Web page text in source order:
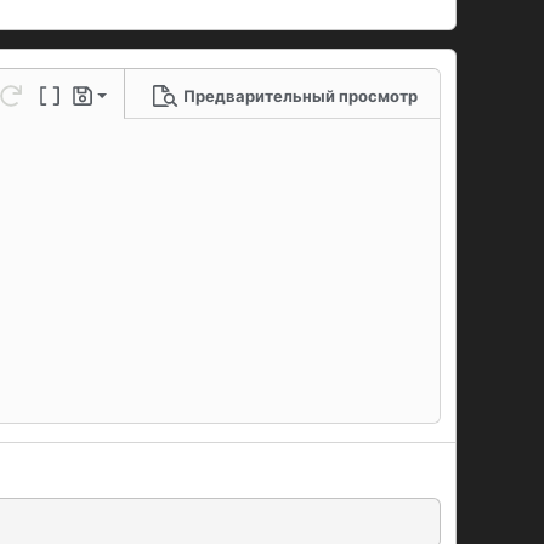
линию
Повторить
Переключение BB-кодов
Черновики Предварительный просмотр